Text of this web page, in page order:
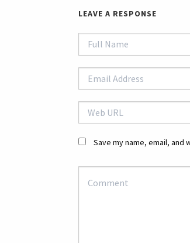
LEAVE A RESPONSE
Save my name, email,